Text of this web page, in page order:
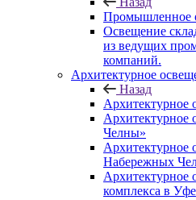
Промышленное
Освещение
из ведущих
компаний.
Архитектурное
Назад
Архитектурное
Челны»
Набережных
Архитектурное
комплекса в Уфе